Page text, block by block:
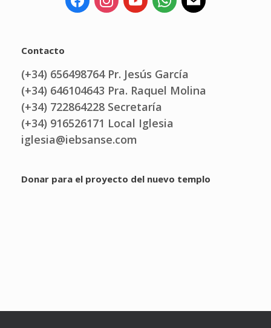
Contacto
(+34) 656498764 Pr. Jesús García
(+34) 646104643 Pra. Raquel Molina
(+34) 722864228 Secretaría
(+34) 916526171 Local Iglesia
iglesia@iebsanse.com
Donar para el proyecto del nuevo templo